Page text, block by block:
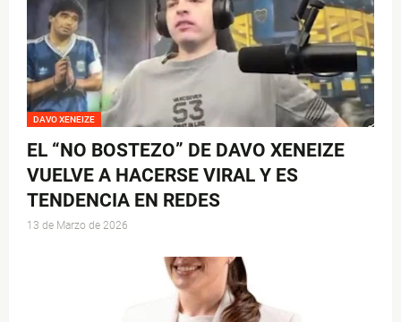
DAVO XENEIZE
EL “NO BOSTEZO” DE DAVO XENEIZE
VUELVE A HACERSE VIRAL Y ES
TENDENCIA EN REDES
13 de Marzo de 2026